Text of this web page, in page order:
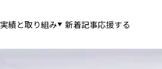
実績と取り組み 新着記事応援する